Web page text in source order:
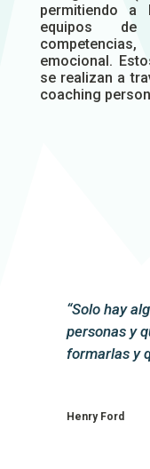
permitiendo a
equipos
emocional.
se realizan a
coaching
“Solo hay
personas y
formarlas y
Henry Ford